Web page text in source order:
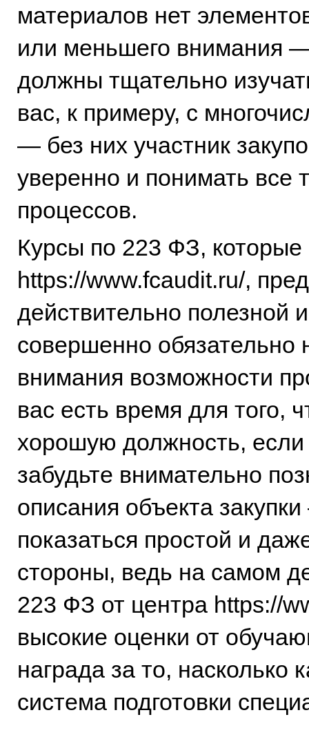
материалов нет
или меньшего внимания
должны тщательно
вас, к примеру, с
— без них участник
уверенно и понимать все
процессов.
Курсы по 223 ФЗ,
https://www.fcaudit.ru/,
действительно полезной
совершенно обязательно
внимания возможности
вас есть время для того,
хорошую должность,
забудьте внимательно
описания объекта
показаться простой и
стороны, ведь на самом
223 ФЗ от центра https://
высокие оценки от
награда за то, насколько
система подготовки